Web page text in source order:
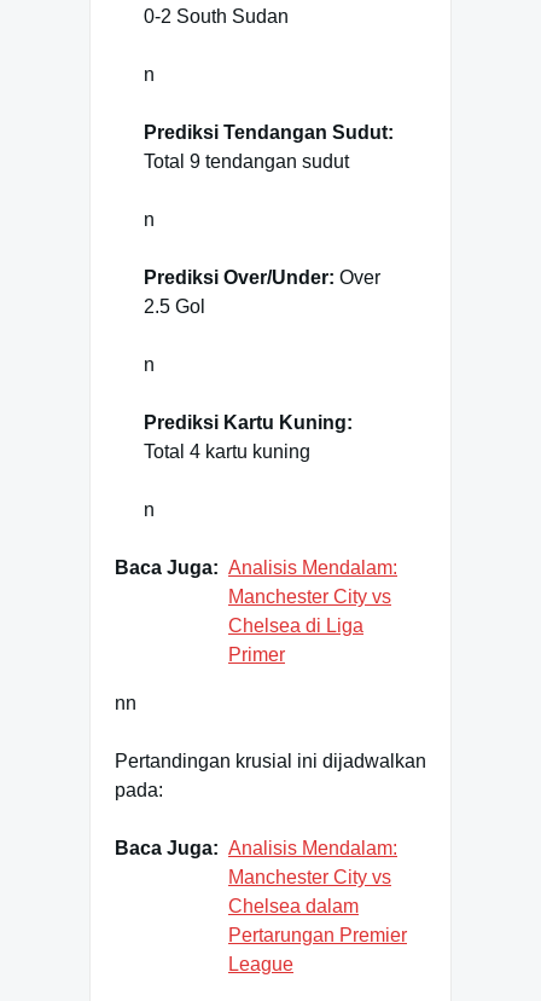
0-2 South Sudan
n
Prediksi Tendangan Sudut:
Total 9 tendangan sudut
n
Prediksi Over/Under: Over
2.5 Gol
n
Prediksi Kartu Kuning:
Total 4 kartu kuning
n
Baca Juga: Analisis Mendalam:
Manchester City vs
Chelsea di Liga
Primer
nn
Pertandingan krusial ini dijadwalkan
pada:
Baca Juga: Analisis Mendalam:
Manchester City vs
Chelsea dalam
Pertarungan Premier
League